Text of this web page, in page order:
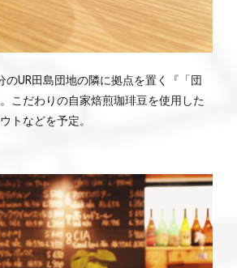
のUR田島団地の隣に拠点を置く『「団
こだわりの自家焙煎珈琲豆を使用した
トなどを予定。